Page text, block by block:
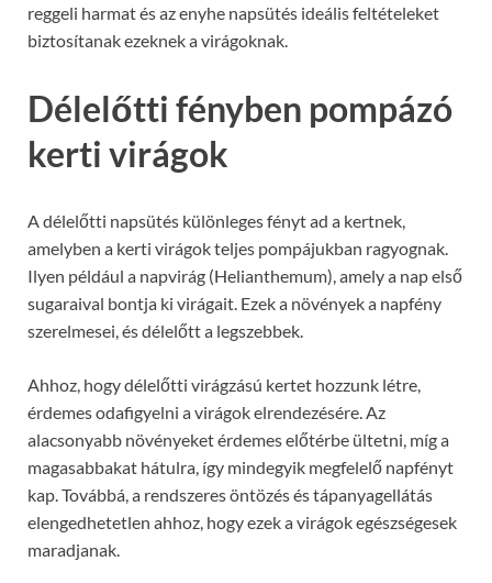
reggeli harmat és az enyhe napsütés ideális feltételeket
biztosítanak ezeknek a virágoknak.
Délelőtti fényben pompázó
kerti virágok
A délelőtti napsütés különleges fényt ad a kertnek,
amelyben a kerti virágok teljes pompájukban ragyognak.
Ilyen például a napvirág (Helianthemum), amely a nap első
sugaraival bontja ki virágait. Ezek a növények a napfény
szerelmesei, és délelőtt a legszebbek.
Ahhoz, hogy délelőtti virágzású kertet hozzunk létre,
érdemes odafigyelni a virágok elrendezésére. Az
alacsonyabb növényeket érdemes előtérbe ültetni, míg a
magasabbakat hátulra, így mindegyik megfelelő napfényt
kap. Továbbá, a rendszeres öntözés és tápanyagellátás
elengedhetetlen ahhoz, hogy ezek a virágok egészségesek
maradjanak.